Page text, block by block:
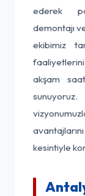
ederek
demontajı
ekibimiz
akşam
kesintiyle